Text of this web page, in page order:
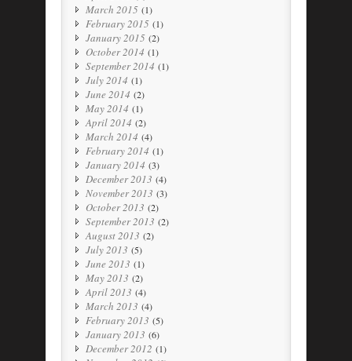
March 2015 (1)
February 2015 (1)
January 2015 (2)
October 2014 (1)
September 2014 (1)
July 2014 (1)
June 2014 (2)
May 2014 (1)
April 2014 (2)
March 2014 (4)
February 2014 (1)
January 2014 (3)
December 2013 (4)
November 2013 (3)
October 2013 (2)
September 2013 (2)
August 2013 (2)
July 2013 (5)
June 2013 (1)
May 2013 (2)
April 2013 (4)
March 2013 (4)
February 2013 (5)
January 2013 (6)
December 2012 (1)